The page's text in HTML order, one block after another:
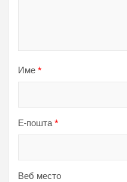
Име *
Е-пошта*
Веб место